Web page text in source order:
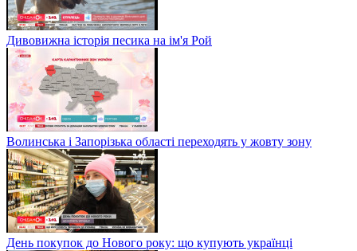
Дивовижна історія песика на ім'я Рой
Волинська і Запорізька області переходять у жовту зону
День покупок до Нового року: що купують українці